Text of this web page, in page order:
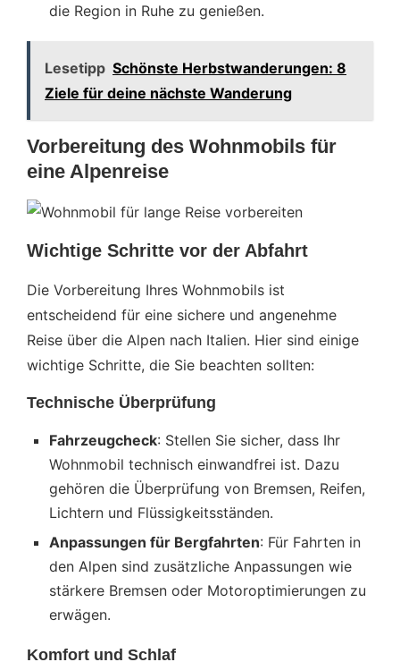
die Region in Ruhe zu genießen.
Lesetipp Schönste Herbstwanderungen: 8
Ziele für deine nächste Wanderung
Vorbereitung des Wohnmobils für
eine Alpenreise
Wichtige Schritte vor der Abfahrt
Die Vorbereitung Ihres Wohnmobils ist
entscheidend für eine sichere und angenehme
Reise über die Alpen nach Italien. Hier sind einige
wichtige Schritte, die Sie beachten sollten:
Technische Überprüfung
Fahrzeugcheck: Stellen Sie sicher, dass Ihr
Wohnmobil technisch einwandfrei ist. Dazu
gehören die Überprüfung von Bremsen, Reifen,
Lichtern und Flüssigkeitsständen.
Anpassungen für Bergfahrten: Für Fahrten in
den Alpen sind zusätzliche Anpassungen wie
stärkere Bremsen oder Motoroptimierungen zu
erwägen.
Komfort und Schlaf